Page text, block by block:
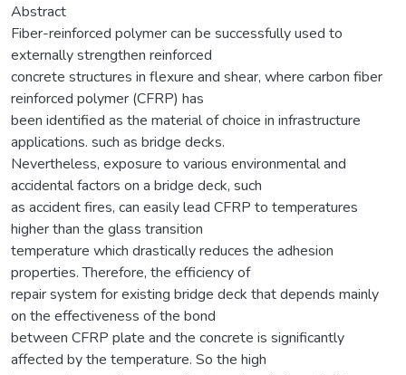
Abstract
Fiber-reinforced polymer can be successfully used to
externally strengthen reinforced
concrete structures in flexure and shear, where carbon fiber
reinforced polymer (CFRP) has
been identified as the material of choice in infrastructure
applications. such as bridge decks.
Nevertheless, exposure to various environmental and
accidental factors on a bridge deck, such
as accident fires, can easily lead CFRP to temperatures
higher than the glass transition
temperature which drastically reduces the adhesion
properties. Therefore, the efficiency of
repair system for existing bridge deck that depends mainly
on the effectiveness of the bond
between CFRP plate and the concrete is significantly
affected by the temperature. So the high